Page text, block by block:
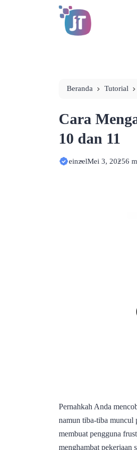
Beranda Tutorial
Cara
10 dan 11
einzelMei 3, 20256
Pernahkah Anda
namun tiba-tiba muncul
membuat pengguna
menghambat pekerjaan